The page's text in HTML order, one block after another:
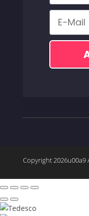
Email
Copyright 2026u00a9